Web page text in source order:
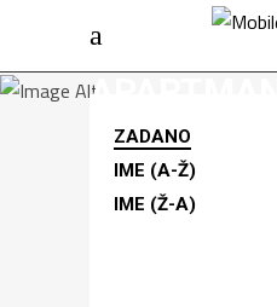
APARTMANI
ZADANO
IME (A-Ž)
IME (Ž-A)